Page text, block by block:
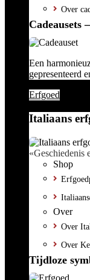
Over
Cadeausets
Een
gepresenteerd
Erfgoed
Italiaans
Shop
Over
Over
Over
Tijdloze